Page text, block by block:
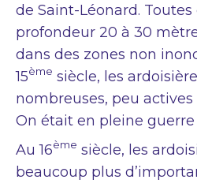
de Saint-Léonard. Toutes
profondeur 20 à 30
dans des zones non
15ème siècle, les
nombreuses, peu
On était en pleine guerre
Au 16ème siècle, les
beaucoup plus